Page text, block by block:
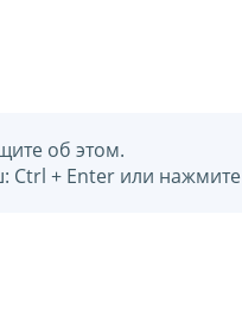
об этом.
Ctrl + Enter или нажмите